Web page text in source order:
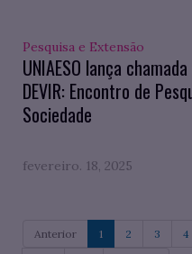
Pesquisa e Extensão
UNIAESO lança
DEVIR: Encontro de
Sociedade
fevereiro. 18, 2025
Anterior 1 2 3 4